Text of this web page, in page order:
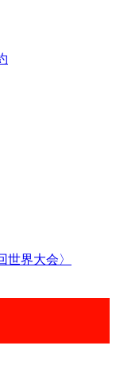
世界大会〉